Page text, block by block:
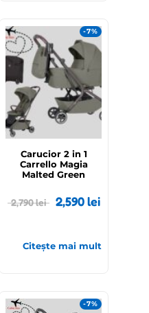
-7%
Out of stock
Carucior 2 in 1
Carrello Magia
Malted Green
2,790lei 2,590lei
Citește mai mult
-7%